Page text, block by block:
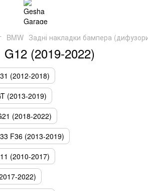
BMW Задні накладки бампера
(2019-2022)
(2012-2018)
(2013-2019)
(2018-2022)
F36 (2013-2019)
(2010-2017)
2022)